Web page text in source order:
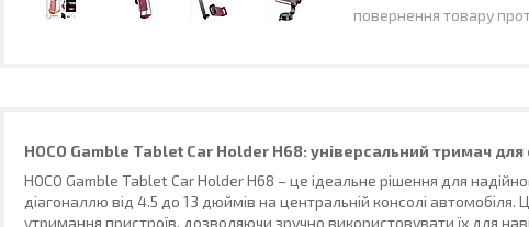
повернення товару
HOCO Gamble Tablet Car Holder H68: універсальний тримач
HOCO Gamble Tablet Car Holder H68 – це ідеальне рішення для
діагоналлю від 4.5 до 13 дюймів на центральній консолі
утримання пристроїв, дозволяючи зручно використовувати їх для